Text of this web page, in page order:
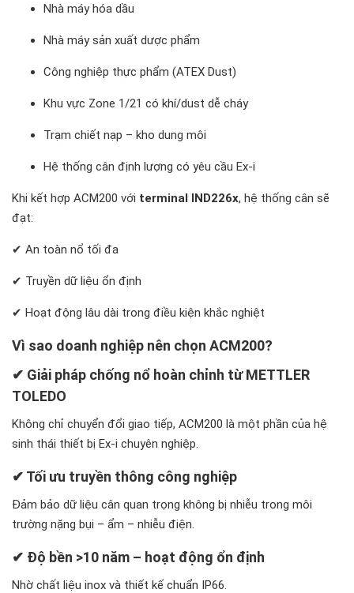
Nhà máy hóa dầu
Nhà máy sản xuất dược phẩm
Công nghiệp thực phẩm (ATEX Dust)
Khu vực Zone 1/21 có khí/dust dễ cháy
Trạm chiết nạp – kho dung môi
Hệ thống cân định lượng có yêu cầu Ex-i
Khi kết hợp ACM200 với terminal IND226x, hệ thống cân sẽ
đạt:
✔ An toàn nổ tối đa
✔ Truyền dữ liệu ổn định
✔ Hoạt động lâu dài trong điều kiện khắc nghiệt
Vì sao doanh nghiệp nên chọn ACM200?
✔ Giải pháp chống nổ hoàn chỉnh từ METTLER
TOLEDO
Không chỉ chuyển đổi giao tiếp, ACM200 là một phần của hệ
sinh thái thiết bị Ex-i chuyên nghiệp.
✔ Tối ưu truyền thông công nghiệp
Đảm bảo dữ liệu cân quan trọng không bị nhiễu trong môi
trường nặng bụi – ẩm – nhiễu điện.
✔ Độ bền >10 năm – hoạt động ổn định
Nhờ chất liệu inox và thiết kế chuẩn IP66.